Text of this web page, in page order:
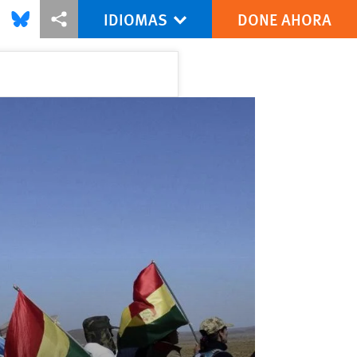
via Facebook
Share this via Bluesky
Share this via Compartir
IDIOMAS DONE AHORA